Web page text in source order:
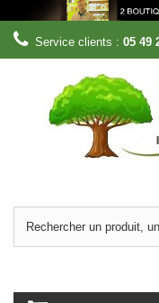
Service clients : 05 49